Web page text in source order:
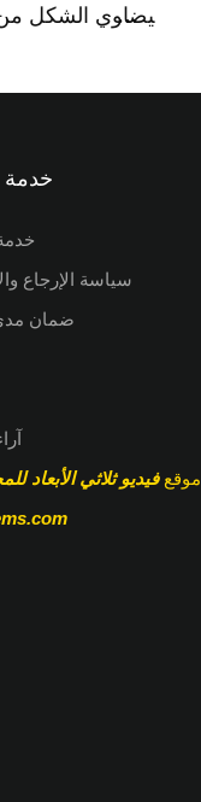
بيضاوي الشكل
خدمة
سياسة الإرجاع
ضمان
موقعفيديو ثلاثي الأبعاد